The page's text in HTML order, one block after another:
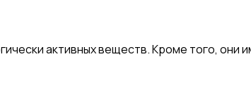
активных веществ. Кроме того,